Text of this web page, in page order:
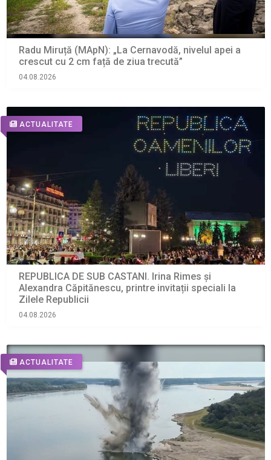
Radu Miruță (MApN): „La Cernavodă, nivelul apei a
crescut cu 2 cm față de ziua trecută”
04.08.2026
ACTUALITATE
REPUBLICA DE SUB CASTANI. Irina Rimes și
Alexandra Căpitănescu, printre invitații speciali la
Zilele Republicii
04.08.2026
ACTUALITATE